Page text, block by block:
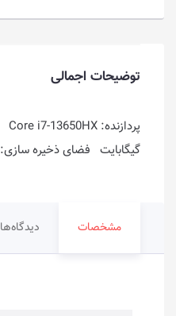
توضیحات اجمالی
گیگابایت فضای ذخیره سازی: 512GB SSD
مشخصات دیدگاه‌ها